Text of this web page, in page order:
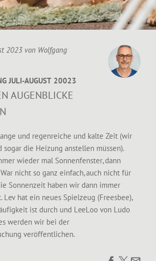
2023 von Wolfgang
JULI-AUGUST 20023
AUGENBLICKE
und regenreiche und kalte Zeit (wir
sogar die Heizung anstellen müssen).
wieder mal Sonnenfenster, dann
nicht so ganz einfach, auch nicht für
Sonnenzeit haben wir dann immer
Lev hat ein neues Spielzeug (Freesbee),
ist durch und LeeLoo von Ludo
werden wir bei der
veröffentlichen.